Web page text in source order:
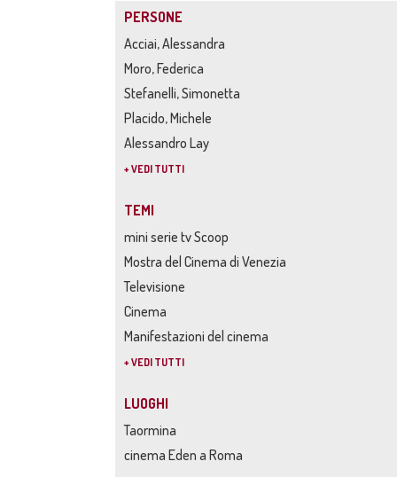
PERSONE
Acciai, Alessandra
Moro, Federica
Stefanelli, Simonetta
Placido, Michele
Alessandro Lay
+ VEDI TUTTI
TEMI
mini serie tv Scoop
Mostra del Cinema di Venezia
Televisione
Cinema
Manifestazioni del cinema
+ VEDI TUTTI
LUOGHI
Taormina
cinema Eden a Roma